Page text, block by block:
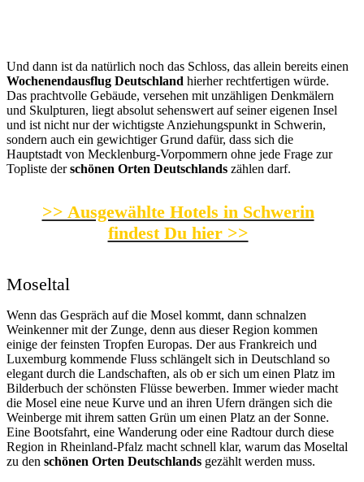
Und dann ist da natürlich noch das Schloss, das allein bereits einen
Wochenendausflug Deutschland hierher rechtfertigen würde.
Das prachtvolle Gebäude, versehen mit unzähligen Denkmälern
und Skulpturen, liegt absolut sehenswert auf seiner eigenen Insel
und ist nicht nur der wichtigste Anziehungspunkt in Schwerin,
sondern auch ein gewichtiger Grund dafür, dass sich die
Hauptstadt von Mecklenburg-Vorpommern ohne jede Frage zur
Topliste derschönen Orten Deutschlands zählen darf.
>> Ausgewählte Hotels in Schwerin
findest Du hier >>
Moseltal
Wenn das Gespräch auf die Mosel kommt, dann schnalzen
Weinkenner mit der Zunge, denn aus dieser Region kommen
einige der feinsten Tropfen Europas. Der aus Frankreich und
Luxemburg kommende Fluss schlängelt sich in Deutschland so
elegant durch die Landschaften, als ob er sich um einen Platz im
Bilderbuch der schönsten Flüsse bewerben. Immer wieder macht
die Mosel eine neue Kurve und an ihren Ufern drängen sich die
Weinberge mit ihrem satten Grün um einen Platz an der Sonne.
Eine Bootsfahrt, eine Wanderung oder eine Radtour durch diese
Region in Rheinland-Pfalz macht schnell klar, warum das Moseltal
zu den schönen Orten Deutschlands gezählt werden muss.